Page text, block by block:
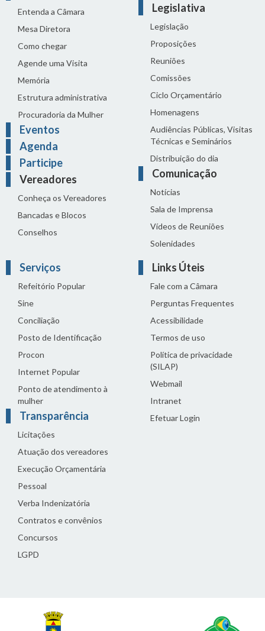
Entenda a Câmara
Mesa Diretora
Como chegar
Agende uma Visita
Memória
Estrutura administrativa
Procuradoria da Mulher
Eventos
Agenda
Participe
Vereadores
Conheça os Vereadores
Bancadas e Blocos
Conselhos
Legislativa
Legislação
Proposições
Reuniões
Comissões
Ciclo Orçamentário
Homenagens
Audiências Públicas, Visitas
Técnicas e Seminários
Distribuição do dia
Comunicação
Notícias
Sala de Imprensa
Vídeos de Reuniões
Solenidades
Serviços
Refeitório Popular
Sine
Conciliação
Posto de Identificação
Procon
Internet Popular
Ponto de atendimento à
mulher
Transparência
Licitações
Atuação dos vereadores
Execução Orçamentária
Pessoal
Verba Indenizatória
Contratos e convênios
Concursos
LGPD
Links Úteis
Fale com a Câmara
Perguntas Frequentes
Acessibilidade
Termos de uso
Política de privacidade
(SILAP)
Webmail
Intranet
Efetuar Login